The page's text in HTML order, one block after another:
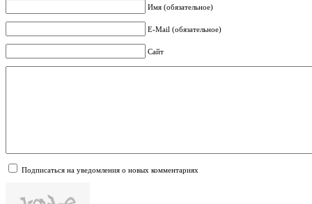
Имя (обязательное)
E-Mail (обязательное)
Сайт
Подписаться на уведомления о новых комментариях